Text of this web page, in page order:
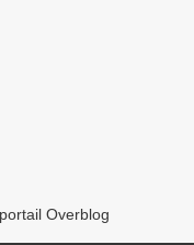
Overblog